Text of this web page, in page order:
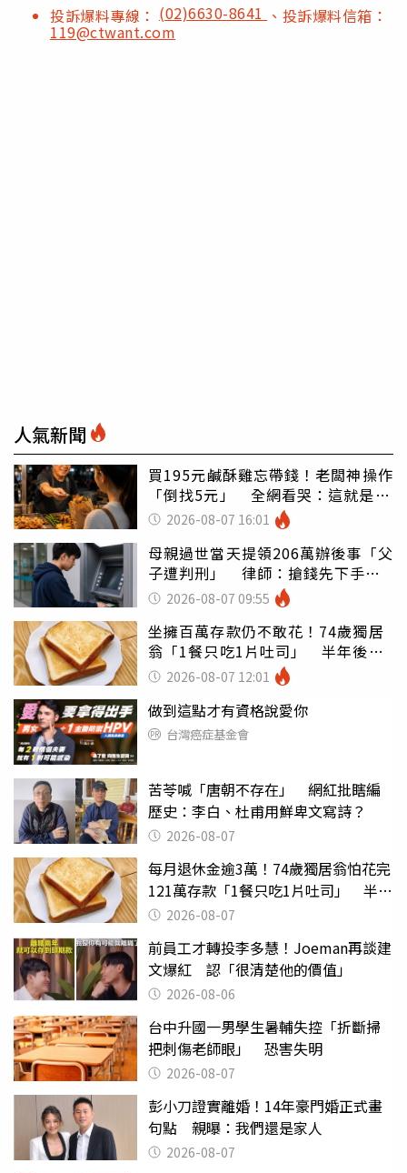
投訴爆料專線： (02)6630-8641 、投訴爆料信箱：
119@ctwant.com
人氣新聞
買195元鹹酥雞忘帶錢！老闆神操作
「倒找5元」 全網看哭：這就是台
灣 2026-08-07 16:01
母親過世當天提領206萬辦後事「父
子遭判刑」 律師：搶錢先下手是
罪 2026-08-07 09:55
坐擁百萬存款仍不敢花！74歲獨居
翁「1餐只吃1片吐司」 半年後暴
瘦嚇壞女兒
2026-08-07 12:01
做到這點才有資格說愛你
台灣癌症基金會
苦苓喊「唐朝不存在」 網紅批瞎編
歷史：李白、杜甫用鮮卑文寫詩？
2026-08-07
每月退休金逾3萬！74歲獨居翁怕花完
121萬存款「1餐只吃1片吐司」 半年
後暴瘦嚇壞女兒
2026-08-07
前員工才轉投李多慧！Joeman再談建
文爆紅 認「很清楚他的價值」
2026-08-06
台中升國一男學生暑輔失控「折斷掃
把刺傷老師眼」 恐害失明
2026-08-07
彭小刀證實離婚！14年豪門婚正式畫
句點 親曝：我們還是家人
2026-08-07